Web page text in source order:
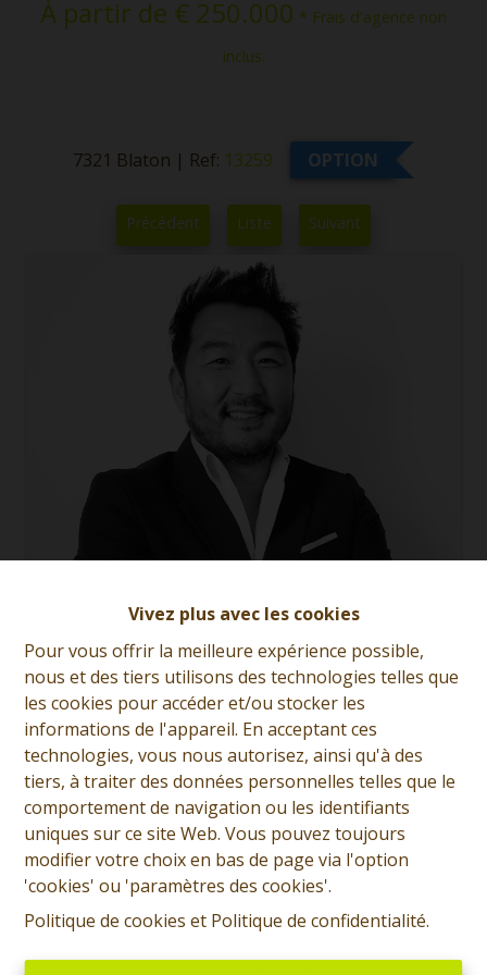
Vivez plus avec les cookies
Pour vous offrir la meilleure expérience possible,
nous et des tiers utilisons des technologies telles que
les cookies pour accéder et/ou stocker les
informations de l'appareil. En acceptant ces
technologies, vous nous autorisez, ainsi qu'à des
tiers, à traiter des données personnelles telles que le
comportement de navigation ou les identifiants
uniques sur ce site Web. Vous pouvez toujours
modifier votre choix en bas de page via l'option
'cookies' ou 'paramètres des cookies'.
Politique de cookies et Politique de confidentialité.
À partir de € 250.000 * Frais d'agence non
inclus.
7321 Blaton | Ref: 13259 OPTION
Précédent Liste Suivant
Frédéric Tonneau
Demande d'informations
+32 (0)65 31 96 96
4 1 140 m² 198 m²
1